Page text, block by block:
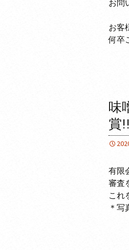
お問
お客
何卒
味
賞!!
有限
審査
これ
＊写